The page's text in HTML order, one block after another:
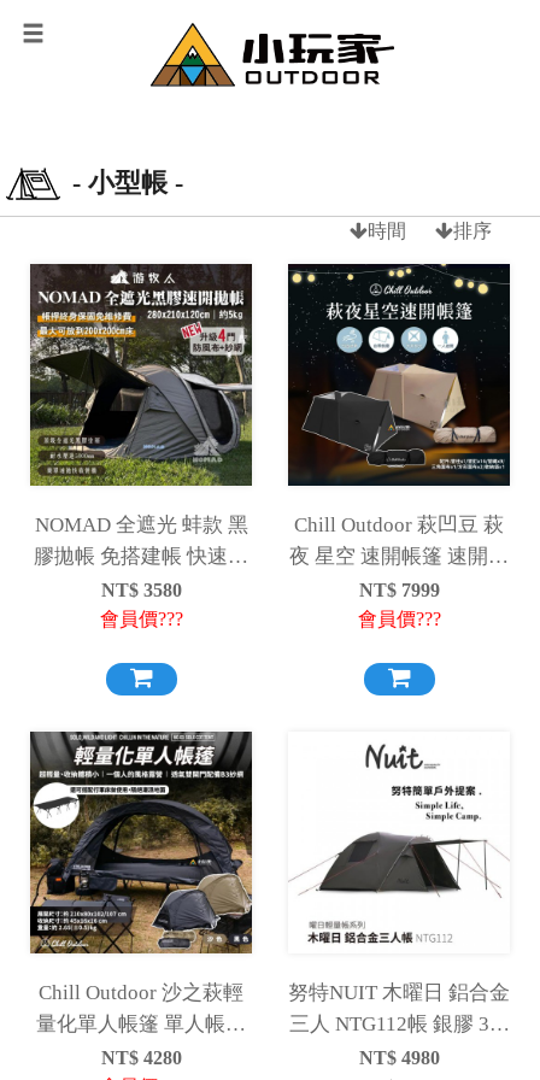
- 小型帳 -
時間 排序
NOMAD 全遮光 蚌款 黑
膠拋帳 免搭建帳 快速帳
篷 黑膠帳篷 全自動帳篷
手拋帳篷 秒開帳 免搭建
NT$ 3580
會員價???
Chill Outdoor 萩凹豆 萩
夜 星空 速開帳篷 速開篷
NT$ 7999
會員價???
Chill Outdoor 沙之萩輕
量化單人帳篷 單人帳篷
帳篷 輕量化
NT$ 4280
努特NUIT 木曜日 鋁合金
三人 NTG112帳 銀膠 3人
帳蓬 雙人野營 輕量帳 三
NT$ 4980